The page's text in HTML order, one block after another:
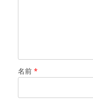
名前 *